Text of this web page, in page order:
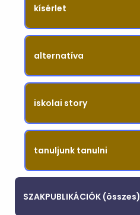
kísérlet
alternatíva
iskolai story
tanuljunk tanulni
SZAKPUBLIKÁCIÓK (összes)